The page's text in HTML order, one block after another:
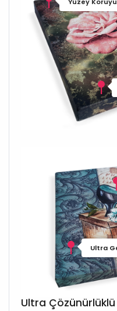
Ultra
Ultra Çözünürlüklü